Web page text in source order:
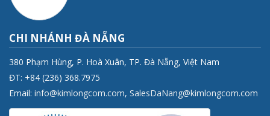
CHI NHÁNH ĐÀ NẴNG
380 Phạm Hùng, P. Hoà Xuân, TP. Đà Nẵng, Việt Nam
ĐT: +84 (236) 368.7975
Email: info@kimlongcom.com, SalesDaNang@kimlongcom.com